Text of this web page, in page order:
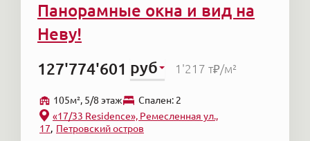
Панорамные окна и вид на
Неву!
127'774'601 руб 1'217 т₽/м²
105м², 5/8 этаж
Cпален: 2
«17/33 Residence», Ремесленная ул.,
17
Петровский остров